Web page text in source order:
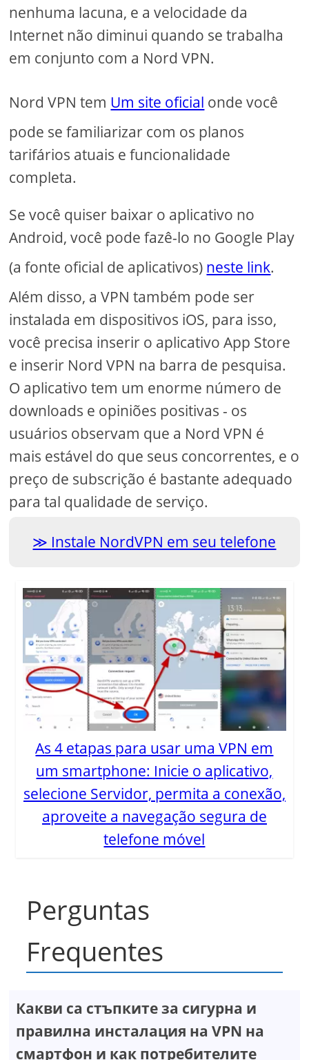
nenhuma lacuna, e a velocidade da
Internet não diminui quando se trabalha
em conjunto com a Nord VPN.
Nord VPN tem Um site oficial onde você
pode se familiarizar com os planos
tarifários atuais e funcionalidade
completa.
Se você quiser baixar o aplicativo no
Android, você pode fazê-lo no Google Play
(a fonte oficial de aplicativos) neste link.
Além disso, a VPN também pode ser
instalada em dispositivos iOS, para isso,
você precisa inserir o aplicativo App Store
e inserir Nord VPN na barra de pesquisa.
O aplicativo tem um enorme número de
downloads e opiniões positivas - os
usuários observam que a Nord VPN é
mais estável do que seus concorrentes, e o
preço de subscrição é bastante adequado
para tal qualidade de serviço.
Instale NordVPN em seu telefone
As 4 etapas para usar uma VPN em
um smartphone: Inicie o aplicativo,
selecione Servidor, permita a conexão,
aproveite a navegação segura de
telefone móvel
Perguntas
Frequentes
Какви са стъпките за сигурна и
правилна инсталация на VPN на
смартфон и как потребителите